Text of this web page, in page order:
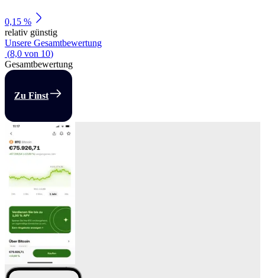
0,15 %
relativ günstig
Unsere Gesamtbewertung
(8,0 von 10)
Gesamtbewertung
Zu Finst